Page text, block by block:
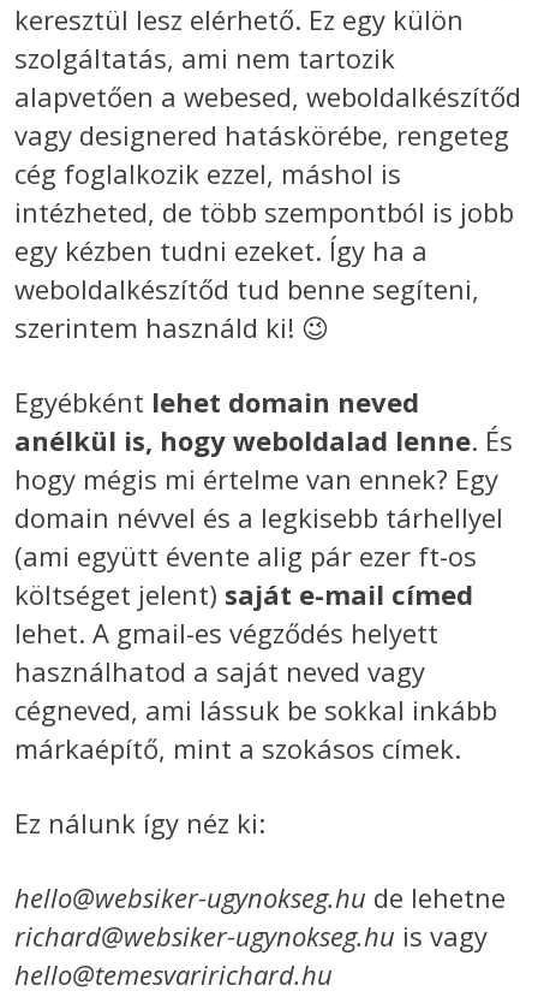
keresztül lesz elérhető. Ez egy külön
szolgáltatás, ami nem tartozik
alapvetően a webesed, weboldalkészítőd
vagy designered hatáskörébe, rengeteg
cég foglalkozik ezzel, máshol is
intézheted, de több szempontból is jobb
egy kézben tudni ezeket. Így ha a
weboldalkészítőd tud benne segíteni,
szerintem használd ki! 😉
Egyébként lehet domain neved
anélkül is, hogy weboldalad lenne. És
hogy mégis mi értelme van ennek? Egy
domain névvel és a legkisebb tárhellyel
(ami együtt évente alig pár ezer ft-os
költséget jelent) saját e-mail címed
lehet. A gmail-es végződés helyett
használhatod a saját neved vagy
cégneved, ami lássuk be sokkal inkább
márkaépítő, mint a szokásos címek.
Ez nálunk így néz ki:
hello@websiker-ugynokseg.hu de lehetne
richard@websiker-ugynokseg.hu is vagy
hello@temesvaririchard.hu